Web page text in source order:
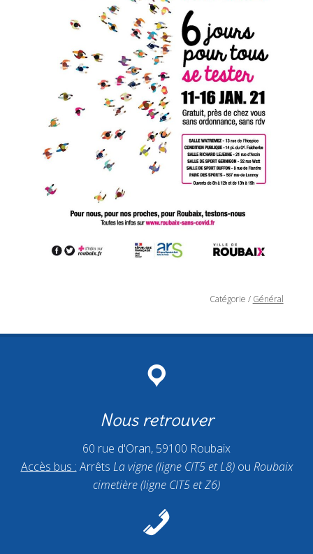
Catégorie / Général
Nous retrouver
60 rue d'Oran, 59100 Roubaix
Accès bus : Arrêts La vigne (ligne CIT5 et L8)ou Roubaix
cimetière (ligne CIT5 et Z6)